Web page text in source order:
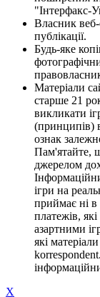
"Інтерфакс-
Власник веб-
публікації.
Будь-яке
Матеріали
старше 21
викликати
(принципів)
ознак
Пам'ятайте,
джерелом
ігри на
приймає ні в
платежів,
азартними
які
X